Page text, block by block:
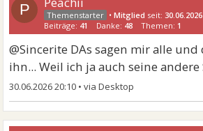
P •Mitglied seit: 30.06.2026
Beiträge: 41 Danke: 48 Themen: 1
@Sincerite DAs sagen mir alle
ihn... Weil ich ja auch seine andere
30.06.2026 20:10 •